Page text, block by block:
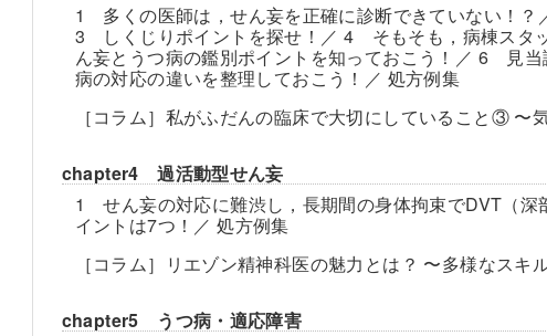
1 多くの医師は，せん妄を正確に診断できていない！
3 しくじりポイントを探せ！／ 4 そもそも，病棟スタ
ん妄とうつ病の鑑別ポイントを知っておこう！／ 6 見
病の対応の違いを整理しておこう！／ 処方例集
［コラム］私がふだんの臨床で大切にしていること③ 〜
chapter4 過活動型せん妄
1 せん妄の対応に難渋し，長期間の身体拘束でDVT（
イントは7つ！／ 処方例集
［コラム］リエゾン精神科医の魅力とは？ 〜多様なスキ
chapter5 うつ病・適応障害